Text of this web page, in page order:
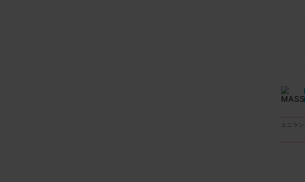
エニラ